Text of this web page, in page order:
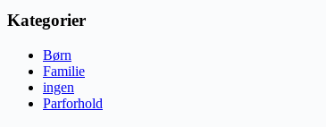
Kategorier
Børn
Familie
ingen
Parforhold